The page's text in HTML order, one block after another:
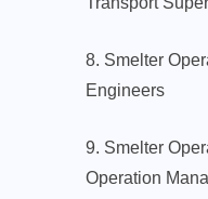
8. Smelter
Engineers
9. Smelter
Operation